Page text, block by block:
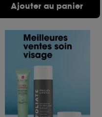
Ajouter au panier